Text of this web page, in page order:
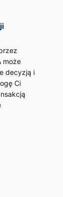
może
decyzją i
Ci